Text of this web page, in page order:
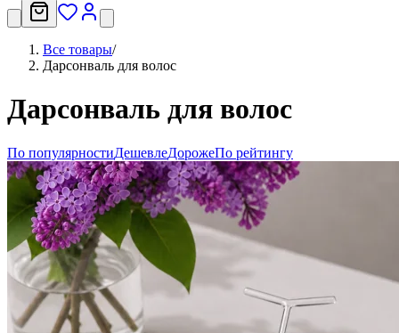
Все товары/
Дарсонваль для волос
Дарсонваль для волос
По популярностиДешевлеДорожеПо рейтингу